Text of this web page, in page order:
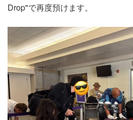
Drop"で再度預けます。